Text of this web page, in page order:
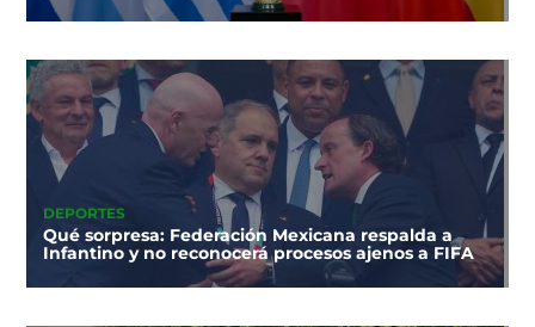
DEPORTES
Qué sorpresa: Federación Mexicana respalda a
Infantino y no reconocerá procesos ajenos a FIFA